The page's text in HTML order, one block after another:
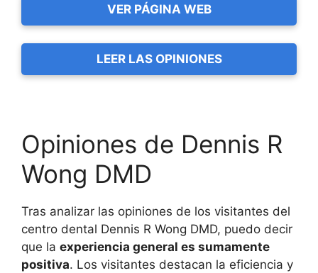
VER PÁGINA WEB
LEER LAS OPINIONES
Opiniones de Dennis R
Wong DMD
Tras analizar las opiniones de los visitantes del
centro dental Dennis R Wong DMD, puedo decir
que la experiencia general es sumamente
positiva. Los visitantes destacan la eficiencia y